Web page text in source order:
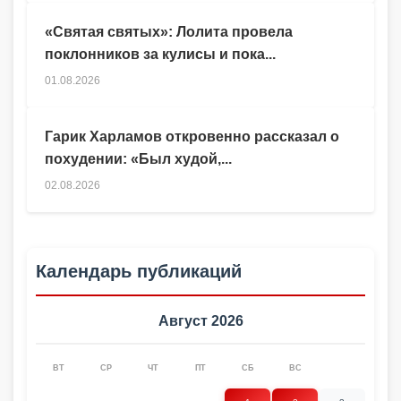
Гарик Харламов откровенно рассказал о
похудении: «Был худой,...
02.08.2026
«Святая святых»: Лолита провела
поклонников за кулисы и пока...
01.08.2026
Календарь публикаций
Август 2026
ВТ СР ЧТ ПТ СБ ВС